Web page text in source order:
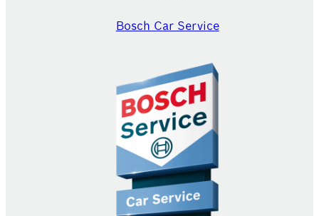
Bosch Car Service